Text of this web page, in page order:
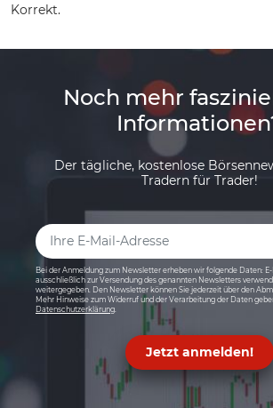
Korrekt.
Noch mehr
Der tägliche, kostenlose
Tradern für Trader!
Bei der Anmeldung zum Newsletter erheben wir folgende Daten:
ausschließlich zur Versendung des genannten Newsletters
weitergegeben. Den Newsletter können Sie jederzeit über den
Mehr Hinweise zum Widerruf und der Verarbeitung der Daten
Datenschutzerklärung.
Jetzt anmelden!